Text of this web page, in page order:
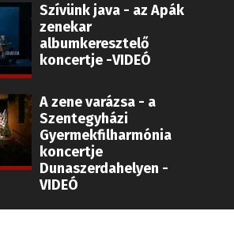
Szívünk java - az Apák
zenekar
albumkeresztelő
koncertje -VIDEÓ
A zene varázsa - a
Szentegyházi
Gyermekfilharmónia
koncertje
Dunaszerdahelyen -
VIDEÓ